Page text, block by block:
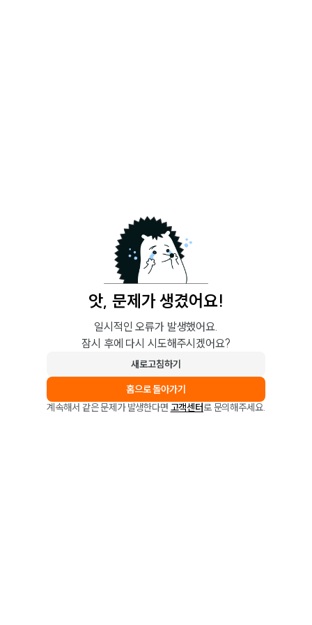
앗, 문제가 생겼어요!
일시적인 오류가 발생했어요.
잠시 후에 다시 시도해주시겠어요?
새로고침하기
홈으로 돌아가기
계속해서 같은 문제가 발생한다면 고객센터로 문의해주세요.